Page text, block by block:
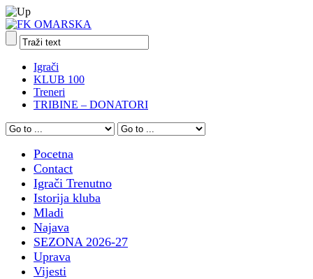
Igrači
KLUB 100
Treneri
TRIBINE – DONATORI
Pocetna
Contact
Igrači Trenutno
Istorija kluba
Mladi
Najava
SEZONA 2026-27
Uprava
Vijesti